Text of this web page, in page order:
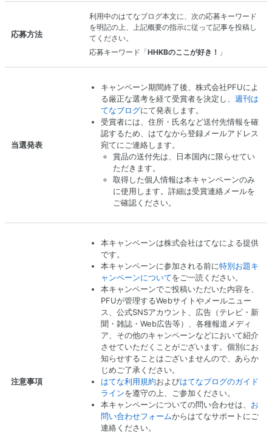
応募方法
利用中のはてなブログ本文に、次の応募キーワード
を明記の上、上記概要の指示に従って記事を投稿し
てください。
応募キーワード「HHKBのここが好き！ 」
当選発表
キャンペーン期間終了後、株式会社PFUによ
る厳正な選考を経て受賞者を決定し、週刊は
てなブログにて発表します。
受賞者には、住所・氏名など送付先情報を確
認するため、はてなから登録メールアドレス
宛てにご連絡します。
賞品の送付先は、日本国内に限らせてい
ただきます。
取得した個人情報は本キャンペーンのみ
に使用します。詳細は受賞連絡メールを
ご確認ください。
注意事項
本キャンペーンは株式会社はてなによる提供
です。
本キャンペーンに参加される前に特別お題キ
ャンペーンについてをご一読ください。
本キャンペーンでご投稿いただいた内容を、
PFUが管理するWebサイトやメールニュー
ス、公式SNSアカウント、広告（テレビ・新
聞・雑誌・Web広告等）、各種報道メディ
ア、その他のキャンペーンなどにおいて紹介
させていただくことがございます。個別にお
知らせすることはございませんので、あらか
じめご了承ください。
はてな利用規約およびはてなブログのガイド
ラインを遵守の上、ご参加ください。
本キャンペーンについての問い合わせは、 お
問い合わせフォームからはてなサポートにご
連絡ください。